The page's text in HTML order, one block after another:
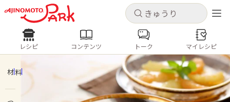
キャンセル
ログインするとレシピを保存できます
新規登録
キャンセル
レシピ コンテンツ
人気の食材・レシピ
レシピ コンテンツ トーク マイレシピ
材料